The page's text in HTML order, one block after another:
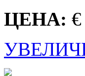
ЦЕНА: